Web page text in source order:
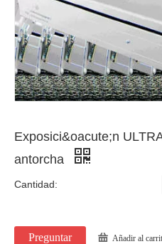
Exposici&oacute;n
antorcha
Cantidad:
Preguntar Añadir al